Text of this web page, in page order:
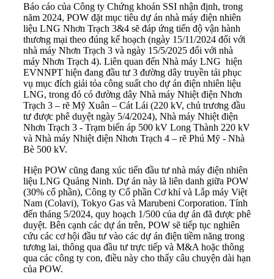
Báo cáo của Công ty Chứng khoán SSI nhận định, trong
năm 2024, POW đặt mục tiêu dự án nhà máy điện nhiên
liệu LNG Nhơn Trạch 3&4 sẽ đáp ứng tiến độ vận hành
thương mại theo đúng kế hoạch (ngày 15/11/2024 đối với
nhà máy Nhơn Trạch 3 và ngày 15/5/2025 đối với nhà
máy Nhơn Trạch 4). Liên quan đến Nhà máy LNG hiện
EVNNPT hiện đang đầu tư 3 đường dây truyền tải phục
vụ mục đích giải tỏa công suất cho dự án điện nhiên liệu
LNG, trong đó có đường dây Nhà máy Nhiệt điện Nhơn
Trạch 3 – rẽ Mỹ Xuân – Cát Lái (220 kV, chủ trương đầu
tư được phê duyệt ngày 5/4/2024), Nhà máy Nhiệt điện
Nhơn Trạch 3 - Trạm biến áp 500 kV Long Thành 220 kV
và Nhà máy Nhiệt điện Nhơn Trạch 4 – rẽ Phú Mỹ - Nhà
Bè 500 kV.
Hiện POW cũng đang xúc tiến đầu tư nhà máy điện nhiên
liệu LNG Quảng Ninh. Dự án này là liên danh giữa POW
(30% cổ phần), Công ty Cổ phần Cơ khí và Lắp máy Việt
Nam (Colavi), Tokyo Gas và Marubeni Corporation. Tính
đến tháng 5/2024, quy hoạch 1/500 của dự án đã được phê
duyệt. Bên cạnh các dự án trên, POW sẽ tiếp tục nghiên
cứu các cơ hội đầu tư vào các dự án điện tiềm năng trong
tương lai, thông qua đầu tư trực tiếp và M&A hoặc thông
qua các công ty con, điều này cho thấy câu chuyện dài hạn
của POW.